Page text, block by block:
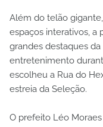
Além do telão
espaços interativos, a
grandes destaques
entretenimento
escolheu a Rua do
estreia da Seleção.
O prefeito Léo